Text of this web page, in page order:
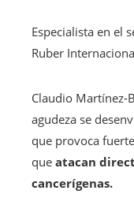
Especialista en el
Ruber
Claudio Martínez-
agudeza se
que provoca
que atacan
cancerígenas.